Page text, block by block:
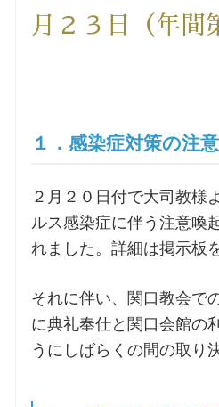
講座のご案内
森田神父の講座
教区カテキスタの講座
オルガンメディテーション
月２３日（年間
１．感染症対策の注
２月２０日付で大司教様
ルス感染症に伴う注意喚
れました。詳細は掲示板
それに伴い、関口教会で
に典礼奉仕と関口会館の
うにしばらくの間の取り